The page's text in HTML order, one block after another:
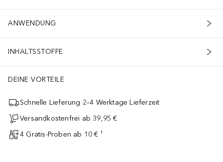
ANWENDUNG
INHALTSSTOFFE
DEINE VORTEILE
Schnelle Lieferung 2–4 Werktage Lieferzeit
Versandkostenfrei ab 39,95 €
4 Gratis-Proben ab 10 € ¹